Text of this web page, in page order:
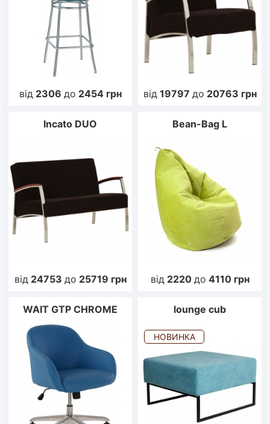
від 2306 до 2454 грн від 19797 до 20763 грн
Incato DUO
від 24753 до 25719 грн
Bean-Bag L
від 2220 до 4110 грн
WAIT GTP CHROME lounge cub
НОВИНКА